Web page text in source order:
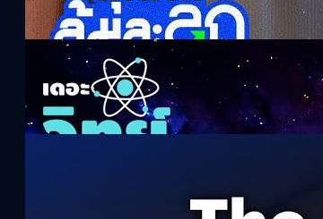
124.6k views 2 months ago
เมื่อจักรวาลไม่ได้เงียบอย่างที่คิด |
เดอะวิทย์ด้อม
59.1k views 29 days ago
Trail e-Power x e-4ORCE